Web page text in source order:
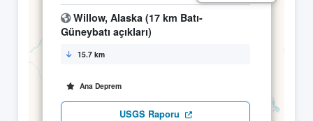
Willow, Alaska (17 km Batı-
Güneybatı açıkları)
15.7 km
Ana Deprem
USGS Raporu